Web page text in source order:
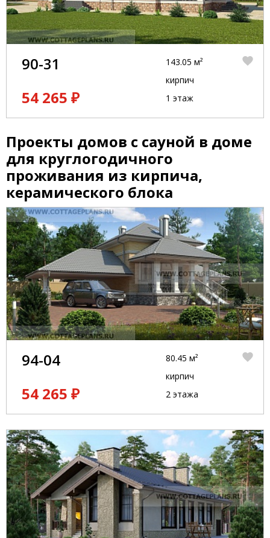
90-31
54 265 ₽
143.05 м²
кирпич
1 этаж
Проекты домов с сауной в доме
для круглогодичного
проживания из кирпича,
керамического блока
94-04
54 265 ₽
80.45 м²
кирпич
2 этажа